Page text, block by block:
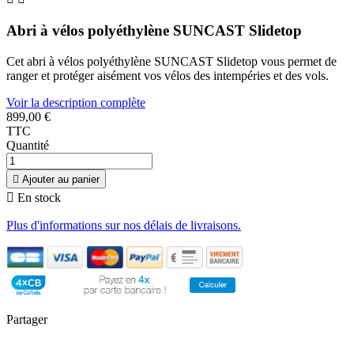
Abri à vélos polyéthylène SUNCAST Slidetop
Cet abri à vélos polyéthylène SUNCAST Slidetop vous permet de
ranger et protéger aisément vos vélos des intempéries et des vols.
Voir la description complète
899,00 €
TTC
Quantité
 Ajouter au panier
 En stock
Plus d'informations sur nos délais de livraisons.
Partager